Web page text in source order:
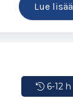
Lue lisää
6-12 h